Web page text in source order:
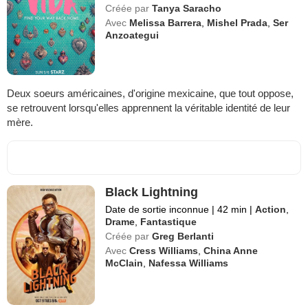
Créée par Tanya Saracho
Avec Melissa Barrera Mishel Prada ,Ser
Anzoategui
Deux soeurs américaines, d'origine mexicaine, que tout oppose,
se retrouvent lorsqu'elles apprennent la véritable identité de leur
mère.
Black Lightning
Date de sortie inconnue | 42 min | Action
Drame Fantastique
Créée par Greg Berlanti
Avec Cress Williams ,China Anne
McClain
Nafessa Williams